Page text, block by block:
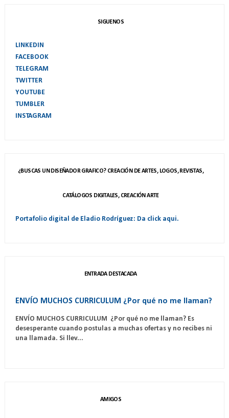
SIGUENOS
LINKEDIN
FACEBOOK
TELEGRAM
TWITTER
YOUTUBE
TUMBLER
INSTAGRAM
¿BUSCAS UN DISEÑADOR GRAFICO? CREACIÓN DE ARTES, LOGOS, REVISTAS,
CATÁLOGOS DIGITALES, CREACIÓN ARTE
Portafolio digital de Eladio Rodríguez: Da click aqui.
ENTRADA DESTACADA
ENVÍO MUCHOS CURRICULUM ¿Por qué no me llaman?
ENVÍO MUCHOS CURRICULUM ¿Por qué no me llaman? Es
desesperante cuando postulas a muchas ofertas y no recibes ni
una llamada. Si llev...
AMIGOS